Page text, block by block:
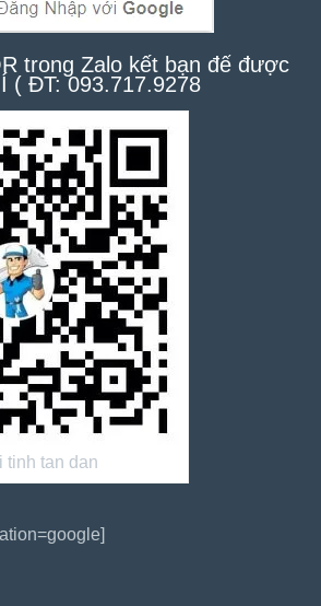
trong Zalo kết bạn để được
( ĐT: 093.717.9278
tinh tan dan